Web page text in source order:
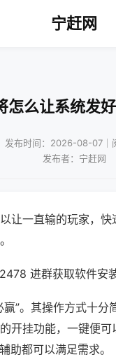
宁赶网
怎么让系统发
发布时间：2026-08-07｜
发布者：宁赶网
让一直输的玩家，
进群获取软件安
”。其操作方式十
开挂功能，一键便
助都可以满足需求。